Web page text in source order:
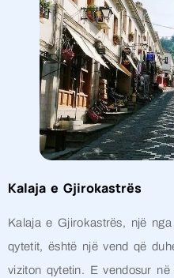
Kalaja e Gjirokastrës
Kalaja e Gjirokastrës, një
qytetit, është një vend që
viziton qytetin. E vendosur